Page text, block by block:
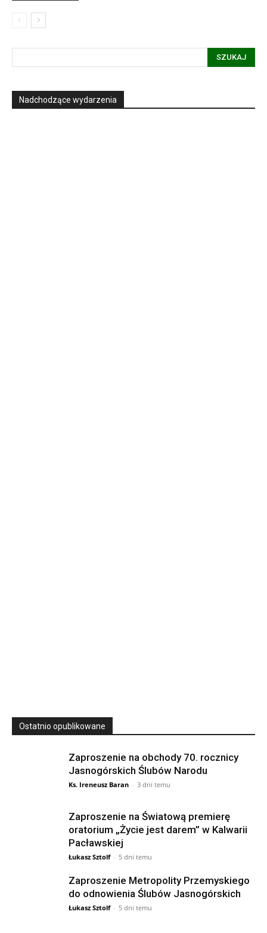
SZUKAJ
Nadchodzące wydarzenia
Ostatnio opublikowane
Zaproszenie na obchody 70. rocznicy
Jasnogórskich Ślubów Narodu
Ks. Ireneusz Baran - 3 dni temu
Zaproszenie na Światową premierę
oratorium „Życie jest darem” w Kalwarii
Pacławskiej
Łukasz Sztolf - 5 dni temu
Zaproszenie Metropolity Przemyskiego
do odnowienia Ślubów Jasnogórskich
Łukasz Sztolf - 5 dni temu